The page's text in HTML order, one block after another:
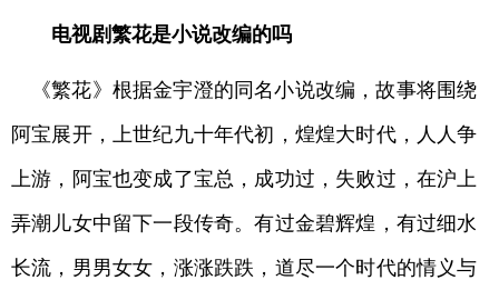
电视剧繁花是小说改编的吗
《繁花》根据金宇澄的同名小说改编，故事将围绕
阿宝展开，上世纪九十年代初，煌煌大时代，人人争
上游，阿宝也变成了宝总，成功过，失败过，在沪上
弄潮儿女中留下一段传奇。有过金碧辉煌，有过细水
长流，男男女女，涨涨跌跌，道尽一个时代的情义与